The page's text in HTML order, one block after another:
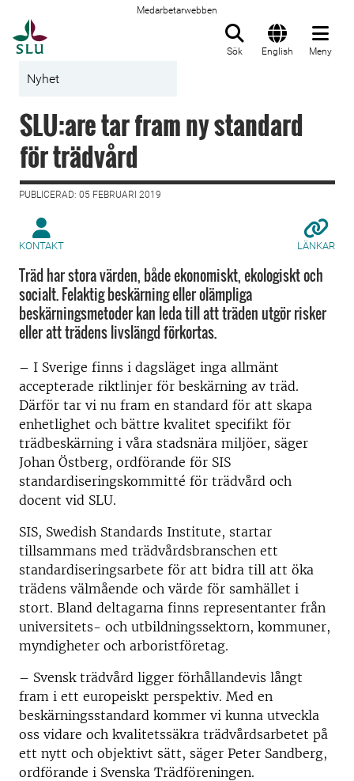
Medarbetarwebben
Sök English Meny
Nyhet
SLU:are tar fram ny standard
för trädvård
PUBLICERAD: 05 FEBRUARI 2019
KONTAKT LÄNKAR
Träd har stora värden, både ekonomiskt, ekologiskt och
socialt. Felaktig beskärning eller olämpliga
beskärningsmetoder kan leda till att träden utgör risker
eller att trädens livslängd förkortas.
– I Sverige finns i dagsläget inga allmänt
accepterade riktlinjer för beskärning av träd.
Därför tar vi nu fram en standard för att skapa
enhetlighet och bättre kvalitet specifikt för
trädbeskärning i våra stadsnära miljöer, säger
Johan Östberg, ordförande för SIS
standardiseringskommitté för trädvård och
docent vid SLU.
SIS, Swedish Standards Institute, startar
tillsammans med trädvårdsbranschen ett
standardiseringsarbete för att bidra till att öka
trädens välmående och värde för samhället i
stort. Bland deltagarna finns representanter från
universitets- och utbildningssektorn, kommuner,
myndigheter och arboristföretag.
– Svensk trädvård ligger förhållandevis långt
fram i ett europeiskt perspektiv. Med en
beskärningsstandard kommer vi kunna utveckla
oss vidare och kvalitetssäkra trädvårdsarbetet på
ett nytt och objektivt sätt, säger Peter Sandberg,
ordförande i Svenska Trädföreningen.